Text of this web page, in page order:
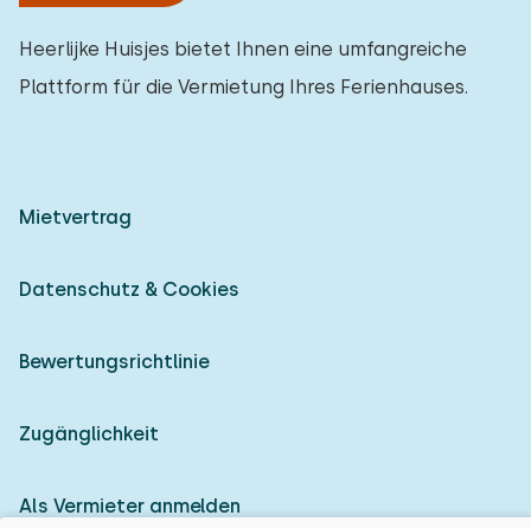
Heerlijke Huisjes bietet Ihnen eine umfangreiche
Plattform für die Vermietung Ihres Ferienhauses.
Mietvertrag
Datenschutz & Cookies
Bewertungsrichtlinie
Zugänglichkeit
Als Vermieter anmelden